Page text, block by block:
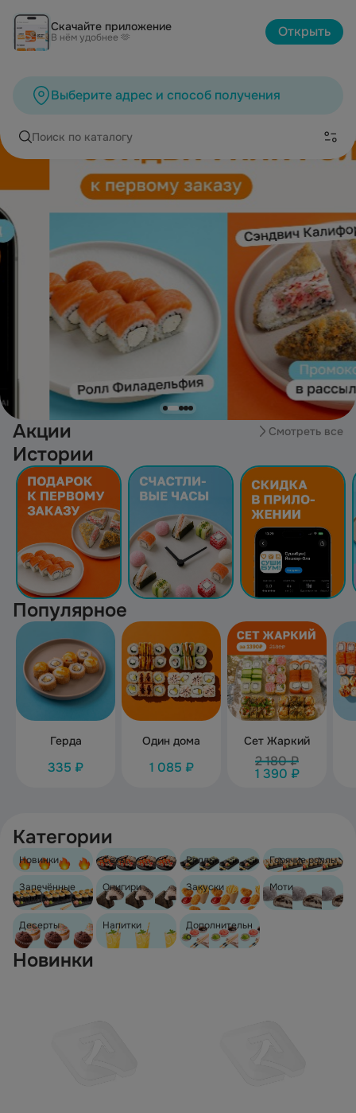
Скачайте приложение
В нём удобнее 🫶 Открыть
Выберите адрес и способ получения
Поиск по каталогу
Акции Смотреть все
Истории
Популярное
Герда
335 ₽
Один дома
1 085 ₽
Сет Жаркий
2 180 ₽
1 390 ₽
Категории
Новинки Сеты Роллы Горячие роллы
Запечённые
роллы
Онигири Закуски Моти
Десерты Напитки
Дополнительн
о
Новинки